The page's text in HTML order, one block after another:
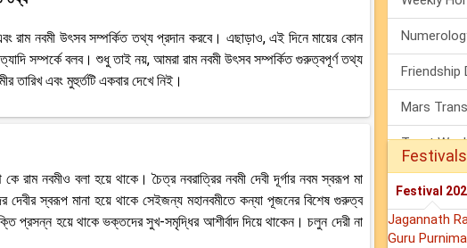
নবমী উৎসব সম্পর্কিত তথ্য প্রদান করবে। এছাড়াও, এই দিনে মায়ের কোন
সম্পর্কে বলব। শুধু তাই নয়, আমরা রাম নবমী উৎসব সম্পর্কিত গুরুত্বপূর্ণ তথ্য
এবং মুহুর্তটি একবার দেখে নিই।
রাম নবমীও বলা হয়ে থাকে। চৈত্র নবরাত্রির নবমী দেবী দূর্গার নবম স্বরূপ মা
স্বরূপ মানা হয়ে থাকে সেইজন্য মহানবমীতে কন্যা পূজনের বিশেষ গুরুত্ব
প্রসন্ন হয়ে থাকে ভক্তদের সুখ-সমৃদ্ধির আশীর্বাদ দিয়ে থাকেন। চলুন দেরী না
Festivals
Festival
Jagannath
Guru